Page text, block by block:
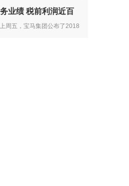
路虎品牌全系车型厂商建议
业绩 税前利润近百
周五，宝马集团公布了2018